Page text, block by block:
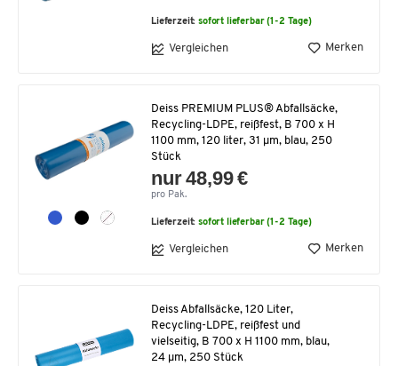
Lieferzeit:sofort lieferbar (1-2 Tage)
Vergleichen Merken
Deiss PREMIUM PLUS® Abfallsäcke,
Recycling-LDPE, reißfest, B 700 x H
1100 mm, 120 liter, 31 µm, blau, 250
Stück
nur 48,99 €
pro Pak.
Lieferzeit:sofort lieferbar (1-2 Tage)
Vergleichen Merken
Deiss Abfallsäcke, 120 Liter,
Recycling-LDPE, reißfest und
vielseitig, B 700 x H 1100 mm, blau,
24 µm, 250 Stück